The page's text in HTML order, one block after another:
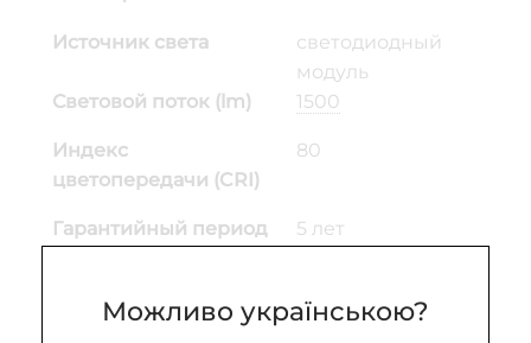
Источник света
светодиодный
модуль
Световой поток (lm)
1500
Индекс
цветопередачи (CRI)
80
Гарантийный период 5 лет
Можливо українською?